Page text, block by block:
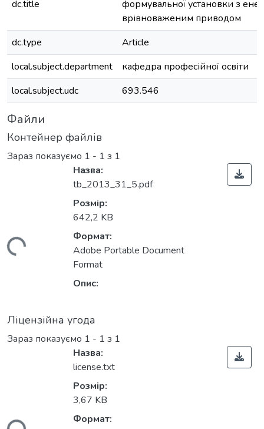
dc.title
формувальної установки з
врівноваженим приводом
dc.type
Article
local.subject.department
кафедра професійної освіти
local.subject.udc
693.546
Файли
Контейнер файлів
Зараз показуємо 1 - 1 з 1
Назва:
tb_2013_31_5.pdf
Розмір:
642,2 KB
Формат:
Adobe Portable Document
Format
Опис:
Ліцензійна угода
Зараз показуємо 1 - 1 з 1
Назва:
license.txt
Розмір:
3,67 KB
Формат: